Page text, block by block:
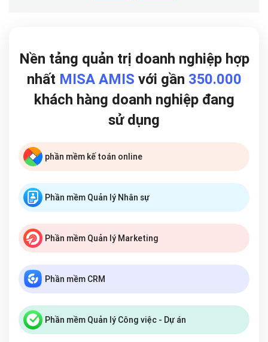
Nền tảng quản trị doanh nghiệp hợp
nhất MISA AMIS với gần 350.000
khách hàng doanh nghiệp đang
sử dụng
phần mềm kế toán online
Phần mềm Quản lý Nhân sự
Phần mềm Quản lý Marketing
Phần mềm CRM
Phần mềm Quản lý Công việc - Dự án